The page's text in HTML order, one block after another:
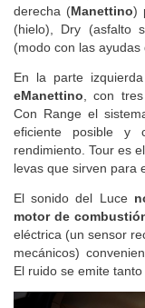
derecha (Manettino)
(hielo), Dry (asfalto
(modo con las ayudas
En la parte
eManettino , con
Con Range el
eficiente posible y
rendimiento. Tour es
levas que sirven para
El sonido del Luce
motor de
eléctrica (un sensor
mecánicos)
El ruido se emite